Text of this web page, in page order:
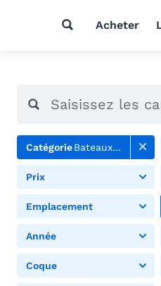
Acheter
CatégorieBateaux
Prix
Emplacement
Année
Coque